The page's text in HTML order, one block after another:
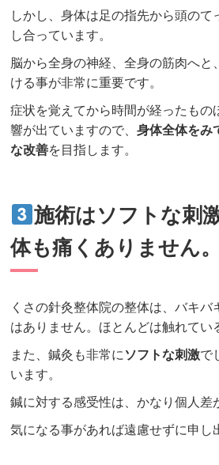
しかし、身体は足の指先から頭のて
し合っています。
脳から全身の神経、全身の筋肉へと
ける事が非常に重要です。
症状を覚えてから時間が経ったもの
響が出ていますので、身体全体をみ
な改善を目指します。
施術はソフトな刺
体も痛くありません。
くさの針灸整体院の整体は、バキバ
はありません。ほとんどは触れてい
また、鍼灸も非常に ソフトな刺激で
います。
鍼に対する感受性は、かなり個人差
気になる事があれば遠慮せずに申し